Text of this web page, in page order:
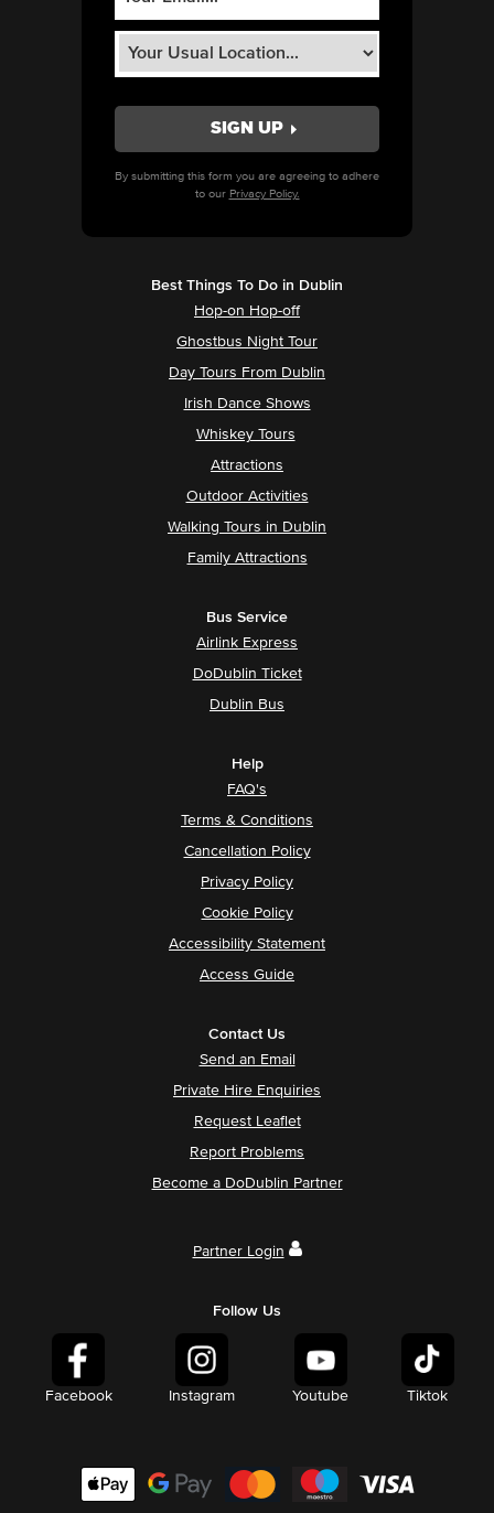
By submitting this form you are agreeing to adhere
to our Privacy Policy.
Best Things To Do in Dublin
Hop-on Hop-off
Ghostbus Night Tour
Day Tours From Dublin
Irish Dance Shows
Whiskey Tours
Attractions
Outdoor Activities
Walking Tours in Dublin
Family Attractions
Bus Service
Airlink Express
DoDublin Ticket
Dublin Bus
Help
FAQ's
Terms & Conditions
Cancellation Policy
Privacy Policy
Cookie Policy
Accessibility Statement
Access Guide
Contact Us
Send an Email
Private Hire Enquiries
Request Leaflet
Report Problems
Become a DoDublin Partner
Partner Login
Follow Us
Facebook Instagram Youtube Tiktok